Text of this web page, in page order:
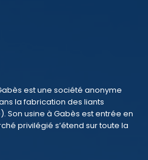
est une société anonyme
la fabrication des liants
Son usine à Gabès est entrée en
privilégié s’étend sur toute la